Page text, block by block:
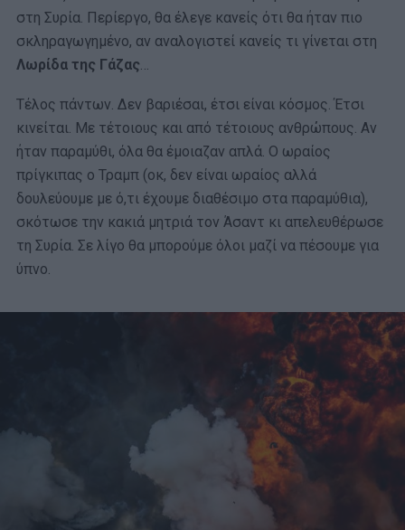
στη Συρία. Περίεργο, θα έλεγε κανείς ότι θα ήταν πιο
σκληραγωγημένο, αν αναλογιστεί κανείς τι γίνεται στη
Λωρίδα της Γάζας
Τέλος πάντων. Δεν βαριέσαι, έτσι είναι κόσμος. Έτσι
κινείται. Με τέτοιους και από τέτοιους ανθρώπους. Αν
ήταν παραμύθι, όλα θα έμοιαζαν απλά. Ο ωραίος
πρίγκιπας ο Τραμπ (οκ, δεν είναι ωραίος αλλά
δουλεύουμε με ό,τι έχουμε διαθέσιμο στα παραμύθια),
σκότωσε την κακιά μητριά τον Άσαντ κι απελευθέρωσε
τη Συρία. Σε λίγο θα μπορούμε όλοι μαζί να πέσουμε για
ύπνο.